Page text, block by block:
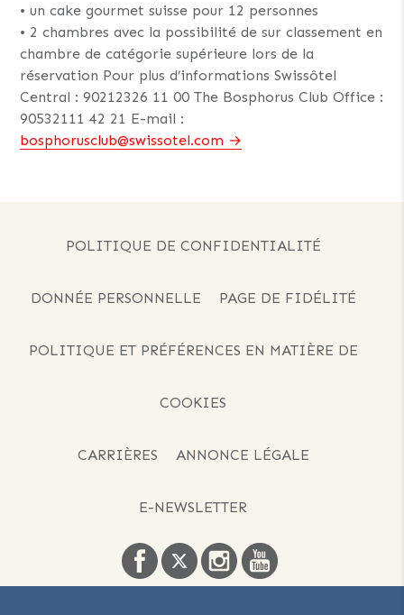
• un cake gourmet suisse pour 12 personnes
• 2 chambres avec la possibilité de sur classement en
chambre de catégorie supérieure lors de la
réservation Pour plus d’informations Swissôtel
Central : 90212326 11 00 The Bosphorus Club Office :
90532111 42 21 E-mail :
bosphorusclub@swissotel.com
POLITIQUE DE CONFIDENTIALITÉ
DONNÉE PERSONNELLE PAGE DE FIDÉLITÉ
POLITIQUE ET PRÉFÉRENCES EN MATIÈRE DE
COOKIES
CARRIÈRES ANNONCE LÉGALE
E-NEWSLETTER